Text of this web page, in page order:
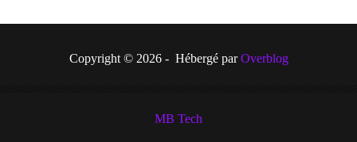
Copyright © 2026 - Hébergé parOverblog
MB Tech